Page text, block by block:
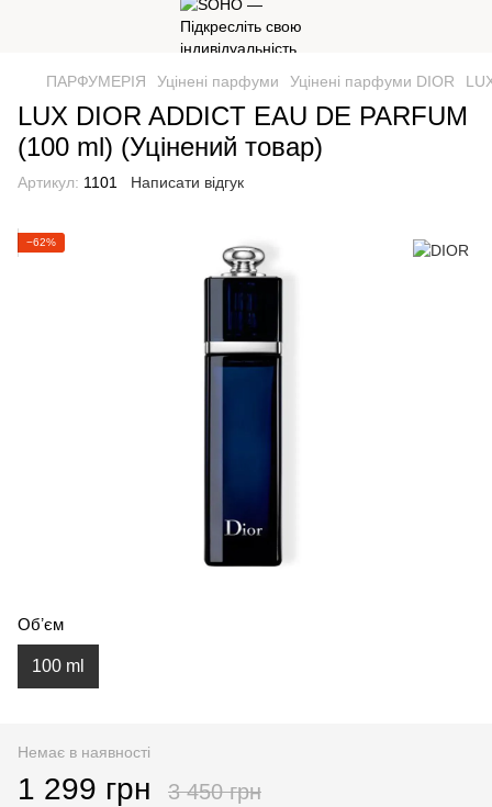
ПАРФУМЕРІЯ Уцінені парфуми Уцінені парфуми DIOR
LUX DIOR ADDICT EAU DE PARFUM
(100 ml) (Уцінений товар)
Артикул: 1101 Написати відгук
−62%
Обʼєм
100 ml
Немає в наявності
1 299 грн 3 450 грн